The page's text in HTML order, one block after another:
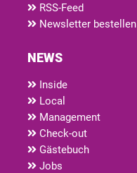
RSS-Feed
Newsletter bestellen
NEWS
Inside
Local
Management
Check-out
Gästebuch
Jobs